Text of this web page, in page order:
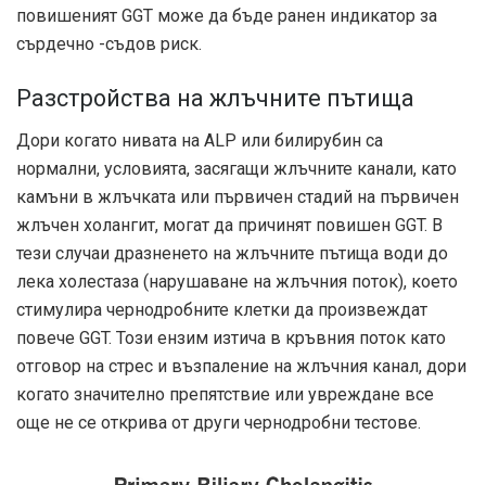
повишеният GGT може да бъде ранен индикатор за
сърдечно -съдов риск.
Разстройства на жлъчните пътища
Дори когато нивата на ALP или билирубин са
нормални, условията, засягащи жлъчните канали, като
камъни в жлъчката или първичен стадий на първичен
жлъчен холангит, могат да причинят повишен GGT. В
тези случаи дразненето на жлъчните пътища води до
лека холестаза (нарушаване на жлъчния поток), което
стимулира чернодробните клетки да произвеждат
повече GGT. Този ензим изтича в кръвния поток като
отговор на стрес и възпаление на жлъчния канал, дори
когато значително препятствие или увреждане все
още не се открива от други чернодробни тестове.